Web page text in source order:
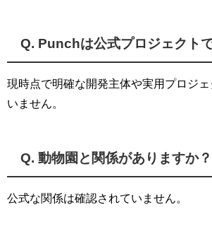
Q. Punchは公式プロジェクト
現時点で明確な開発主体や実用プロジ
いません。
Q. 動物園と関係がありますか？
公式な関係は確認されていません。